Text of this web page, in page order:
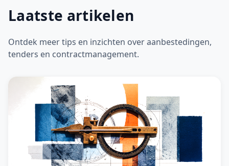
Laatste artikelen
Ontdek meer tips en inzichten over aanbestedingen,
tenders en contractmanagement.